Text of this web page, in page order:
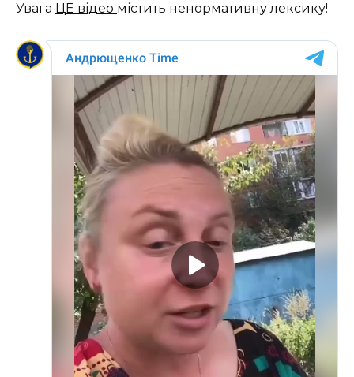
Увага ЦЕ відео містить ненормативну лексику!